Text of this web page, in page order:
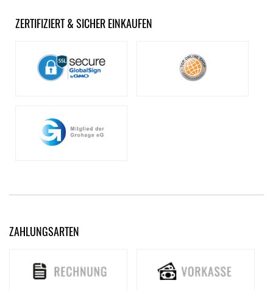
ZERTIFIZIERT & SICHER EINKAUFEN
ZAHLUNGSARTEN